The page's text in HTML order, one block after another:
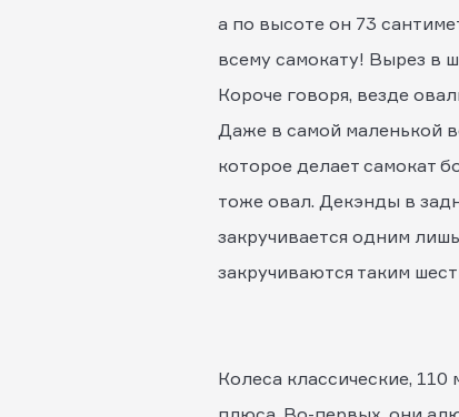
а по высоте он 73
всему самокату! Вырез в
Короче говоря, везде
Даже в самой маленькой
которое делает самокат
тоже овал. Декэнды в
закручивается одним
закручиваются таким
Колеса классические,